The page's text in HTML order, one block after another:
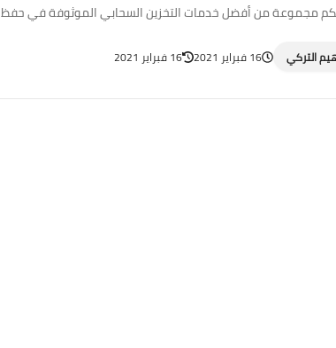
من أفضل خدمات التخزين السحابي الموثوفة في حفظ 10 جيجابايت من الملفات على الإنترنت بأمان
التركي 16 فبراير 2021 16 فبراير 2021